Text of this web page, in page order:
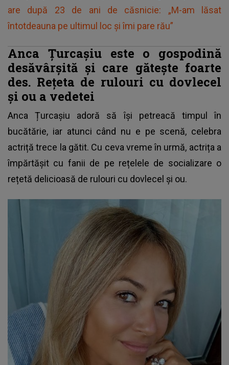
are după 23 de ani de căsnicie: „M-am lăsat
întotdeauna pe ultimul loc și îmi pare rău”
Anca Țurcașiu este o gospodină
desăvârșită și care gătește foarte
des. Rețeta de rulouri cu dovlecel
și ou a vedetei
Anca Țurcașiu adoră să își petreacă timpul în
bucătărie, iar atunci când nu e pe scenă, celebra
actriță trece la gătit. Cu ceva vreme în urmă, actrița a
împărtășit cu fanii de pe rețelele de socializare o
rețetă delicioasă de rulouri cu dovlecel și ou.